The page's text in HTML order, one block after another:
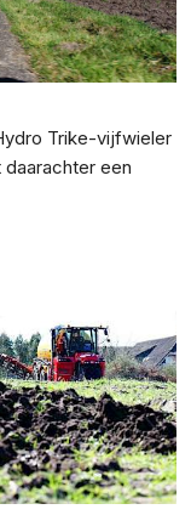
Trike-vijfwieler
een